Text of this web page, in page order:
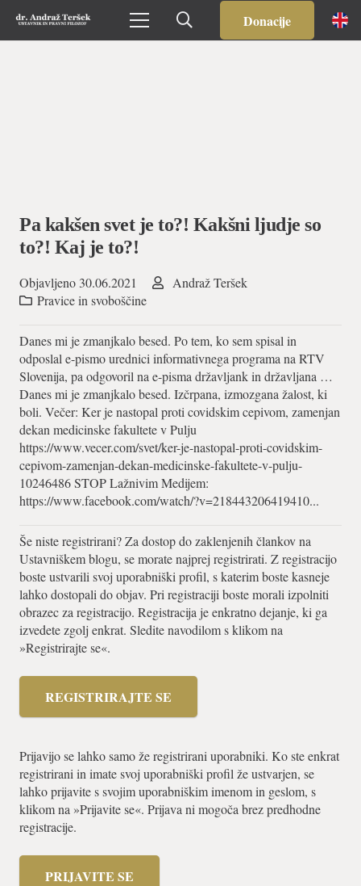
Donacije
Pa kakšen svet je to?! Kakšni ljudje so
to?! Kaj je to?!
Objavljeno 30.06.2021
Andraž Teršek
Pravice in svoboščine
Danes mi je zmanjkalo besed. Po tem, ko sem spisal in
odposlal e-pismo urednici informativnega programa na RTV
Slovenija, pa odgovoril na e-pisma državljank in državljana …
Danes mi je zmanjkalo besed. Izčrpana, izmozgana žalost, ki
boli. Večer: Ker je nastopal proti covidskim cepivom, zamenjan
dekan medicinske fakultete v Pulju
https://www.vecer.com/svet/ker-je-nastopal-proti-covidskim-
cepivom-zamenjan-dekan-medicinske-fakultete-v-pulju-
10246486 STOP Lažnivim Medijem:
https://www.facebook.com/watch/?v=218443206419410...
Še niste registrirani? Za dostop do zaklenjenih člankov na
Ustavniškem blogu, se morate najprej registrirati. Z registracijo
boste ustvarili svoj uporabniški profil, s katerim boste kasneje
lahko dostopali do objav. Pri registraciji boste morali izpolniti
obrazec za registracijo. Registracija je enkratno dejanje, ki ga
izvedete zgolj enkrat. Sledite navodilom s klikom na
»Registrirajte se«.
REGISTRIRAJTE SE
Prijavijo se lahko samo že registrirani uporabniki. Ko ste enkrat
registrirani in imate svoj uporabniški profil že ustvarjen, se
lahko prijavite s svojim uporabniškim imenom in geslom, s
klikom na »Prijavite se«. Prijava ni mogoča brez predhodne
registracije.
PRIJAVITE SE